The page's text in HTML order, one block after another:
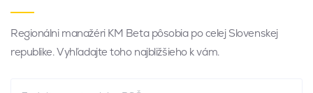
Regionálni manažéri KM Beta pôsobia po celej Slovenskej
republike. Vyhľadajte toho najbližšieho k vám.